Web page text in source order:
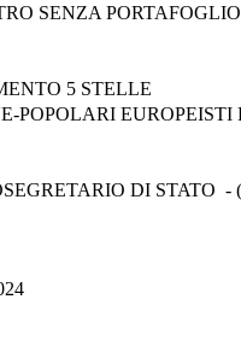
SENZA
5 STELLE
POPOLARI EUROPEISTI
DI STATO